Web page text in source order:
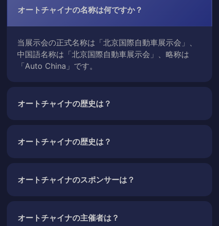
オートチャイナの名称は何ですか？
当展示会の正式名称は「北京国際自動車展示会」、
中国語名称は「北京国際自動車展示会」、略称は
「Auto China」です。
オートチャイナの歴史は？
オートチャイナの歴史は？
オートチャイナのスポンサーは？
オートチャイナの主催者は？